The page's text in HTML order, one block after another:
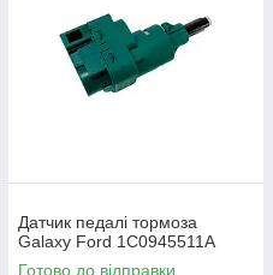
Датчик педалі тормоза
Galaxy Ford 1C0945511A
Готово до відправки